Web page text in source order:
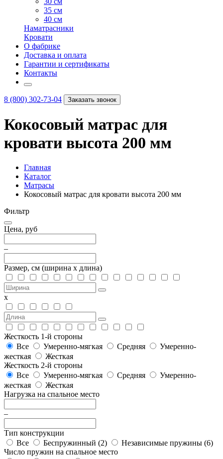
35 см
40 см
Наматрасники
Кровати
О фабрике
Доставка и оплата
Гарантии и сертификаты
Контакты
8 (800) 302-73-04 Заказать звонок
Кокосовый матрас для
кровати высота 200 мм
Главная
Каталог
Матрасы
Кокосовый матрас для кровати высота 200 мм
Фильтр
Цена, руб
–
Размер, см (ширина х длина)
х
Жесткость 1-й стороны
Все
Умеренно-мягкая Средняя
Умеренно-
жесткая
Жесткая
Жесткость 2-й стороны
Все
Умеренно-мягкая Средняя
Умеренно-
жесткая
Жесткая
Нагрузка на спальное место
–
Тип конструкции
Все
Беспружинный (2) Независимые пружины (6)
Число пружин на спальное место